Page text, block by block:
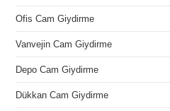
Ofis Cam Giydirme
Vanvejin Cam Giydirme
Depo Cam Giydirme
Dükkan Cam Giydirme